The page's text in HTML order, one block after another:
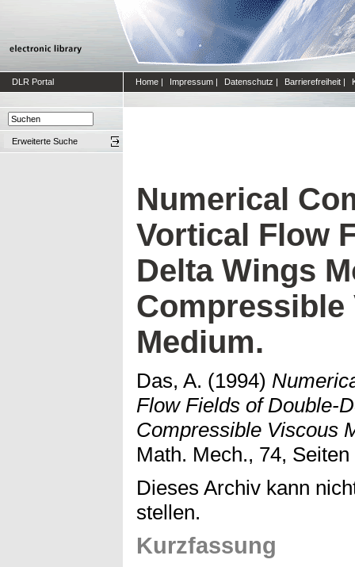
DLR Portal Home | Impressum | Datenschutz | Barrierefreiheit |
Erweiterte Suche
Numerical
Vortical Flow
Delta Wings
Compressible
Medium.
Das, A. (1994)
Flow Fields of Double-
Compressible Viscous
Math. Mech., 74,
Dieses Archiv kann
stellen.
Kurzfassung